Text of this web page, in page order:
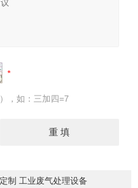
，如：三加四=7
制 工业废气处理设备